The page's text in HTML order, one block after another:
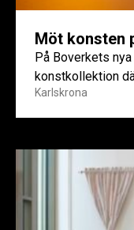
Möt konsten
På Boverkets
konstkollektion
konstråds samling.
Karlskrona